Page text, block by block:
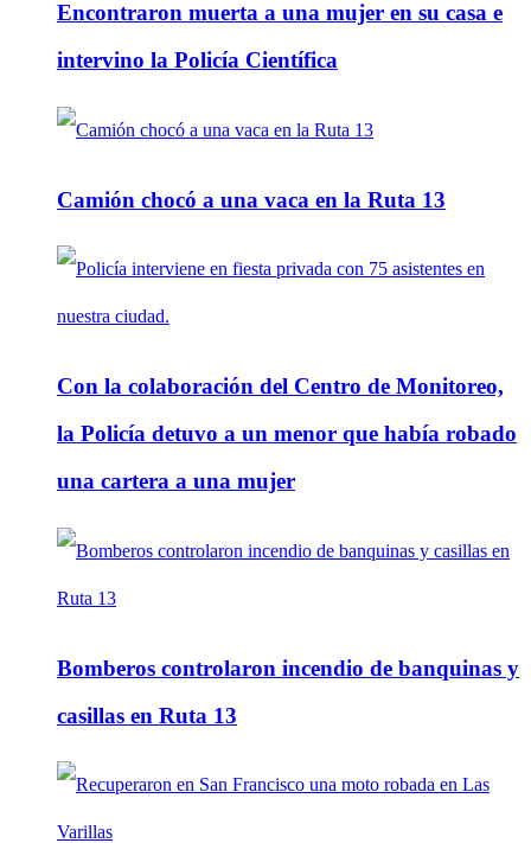
Encontraron muerta a una mujer en su casa e
intervino la Policía Científica
Camión chocó a una vaca en la Ruta 13
Con la colaboración del Centro de Monitoreo,
la Policía detuvo a un menor que había robado
una cartera a una mujer
Bomberos controlaron incendio de banquinas y
casillas en Ruta 13